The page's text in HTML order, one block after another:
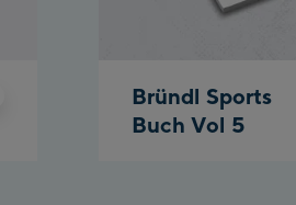
Bründl Sports
Buch Vol 5